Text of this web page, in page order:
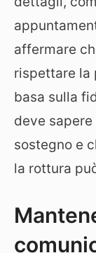
affermare
rispettare la
basa sulla
deve
sostegno e
la rottura